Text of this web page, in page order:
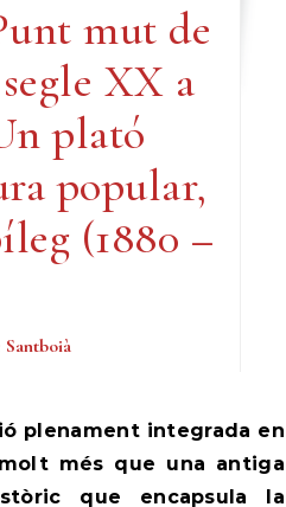
mut de
XX a
plató
popular,
(1880 –
més que una antiga
que encapsula la